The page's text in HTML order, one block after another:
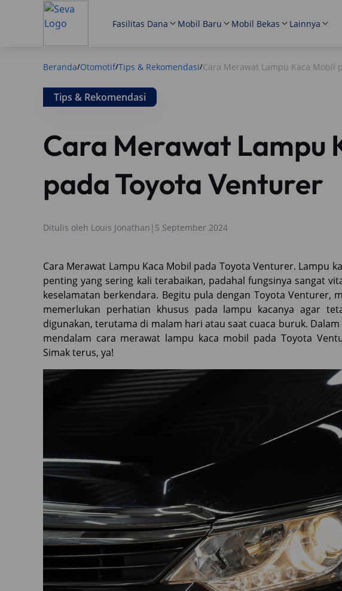
Fasilitas Dana Mobil Baru Mobil Bekas Lainnya
Beranda/Otomotif/Tips & Rekomendasi/Cara Merawat Lampu Kaca Mobil
Tips & Rekomendasi
Cara Merawat Lampu
pada Toyota Venturer
Ditulis oleh Louis Jonathan | 5 September 2024
Cara Merawat Lampu Kaca Mobil pada Toyota Venturer. Lampu
penting yang sering kali terabaikan, padahal fungsinya sangat
keselamatan berkendara. Begitu pula dengan Toyota Venturer,
memerlukan perhatian khusus pada lampu kacanya agar
digunakan, terutama di malam hari atau saat cuaca buruk.
mendalam cara merawat lampu kaca mobil pada Toyota
Simak terus, ya!